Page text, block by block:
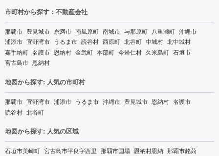
市町村から探す：不動産会社
那覇市 豊見城市 糸満市 南風原町 南城市 与那原町 八重瀬町 沖縄市
浦添市 宜野湾市 うるま市 読谷村 西原町 北谷町 中城村 北中城村
嘉手納町 名護市 恩納村 金武町 本部町 今帰仁村 久米島町 石垣市
宮古島市 恩納村
地図から探す: 人気の市町村
那覇市 宜野湾市 浦添市 うるま市 沖縄市 豊見城市 恩納村 名護市
読谷村 北谷町
地図から探す: 人気の区域
石垣市美崎町 宮古島市平良字西里 那覇市国場 恩納村恩納 那覇市銘苅